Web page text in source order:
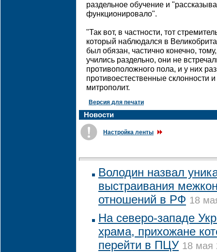
раздельное обучение и
функционировало".
"Так вот, в частности, тот
который наблюдался в
был обязан, частично конечно,
учились раздельно, они не
противоположного пола, и у них
противоестественные склонности
митрополит.
Версия для печати
Новости
Настройка ленты
Володин назвал
выстраивания
отношений в РФ 18
На северо-западе
храма, прихожане
перейти в ПЦУ 18 мая